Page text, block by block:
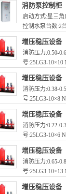
消防泵控制柜
启动方式:星三角
控制水泵台数:2
增压稳压设备
消防压力:0.50-
号:25LG3-10×10
增压稳压设备
消防压力:0.38-
号:25LG3-10×8
增压稳压设备
消防压力:0.22-
号:25LG3-10×6
增压稳压设备
消防压力:0.65-
号:25LG3-10×13
增压稳压设备